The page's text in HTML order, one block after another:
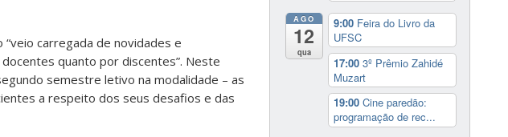
carregada de novidades e
quanto por discentes”. Neste
semestre letivo na modalidade – as
a respeito dos seus desafios e das
AGO
12
qua
9:00 Feira do Livro da
UFSC
17:00 3º Prêmio Zahidé
Muzart
19:00 Cine paredão:
programação de rec...